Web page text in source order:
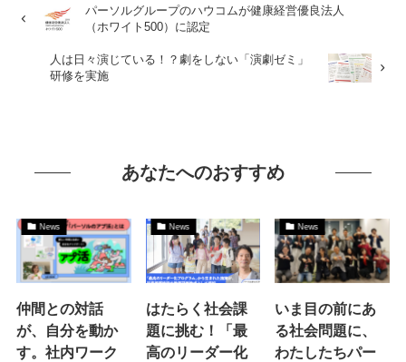
パーソルグループのハウコムが健康経営優良法人
（ホワイト500）に認定
人は日々演じている！？劇をしない「演劇ゼミ」
研修を実施
あなたへのおすすめ
News
仲間との対話
が、自分を動か
す。社内ワーク
News
はたらく社会課
題に挑む！「最
高のリーダー化
News
いま目の前にあ
る社会問題に、
わたしたちパー